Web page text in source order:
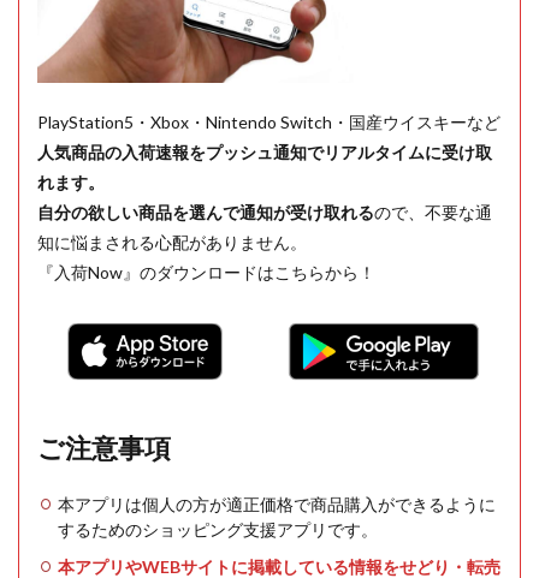
PlayStation5・Xbox・Nintendo Switch・国産ウイスキーなど
人気商品の入荷速報をプッシュ通知でリアルタイムに受け取
れます。
自分の欲しい商品を選んで通知が受け取れるので、不要な通
知に悩まされる心配がありません。
『入荷Now』のダウンロードはこちらから！
ご注意事項
本アプリは個人の方が適正価格で商品購入ができるように
するためのショッピング支援アプリです。
本アプリやWEBサイトに掲載している情報をせどり・転売